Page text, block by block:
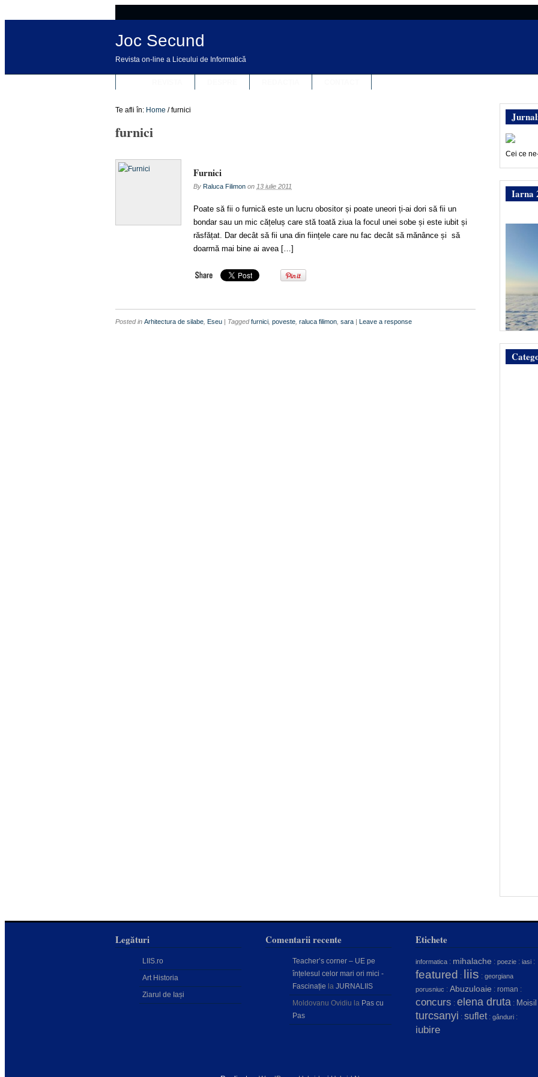
Joc Secund
Revista on-line a Liceului de Informatică
Te afli în: Home / furnici
furnici
Furnici
By Raluca Filimon on 13 iulie 2011
Poate să fii o furnică este un lucru obositor și poate uneori ți-ai dori să fii un
bondar sau un mic cățeluș care stă toată ziua la focul unei sobe și este iubit și
răsfățat. Dar decât să fii una din ființele care nu fac decât să mănânce și să
doarmă mai bine ai avea […]
Posted in Arhitectura de silabe Eseu | Taggedfurnici poveste raluca filimon sara | Leave a response
Cei ce
Iarna
Legături
LIIS.ro
Art Historia
Ziarul de Iași
Comentarii recente
Teacher’s corner – UE pe
înțelesul celor mari ori mici -
Fascinație la JURNALIIS
Moldovanu Ovidiu la Pas cu
Pas
Etichete
informatica : mihalache : poezie : iasi :
featured : liis : georgiana
porusniuc : Abuzuloaie : roman :
concurs : elena druta : Moisil
turcsanyi : suflet: gânduri :
iubire